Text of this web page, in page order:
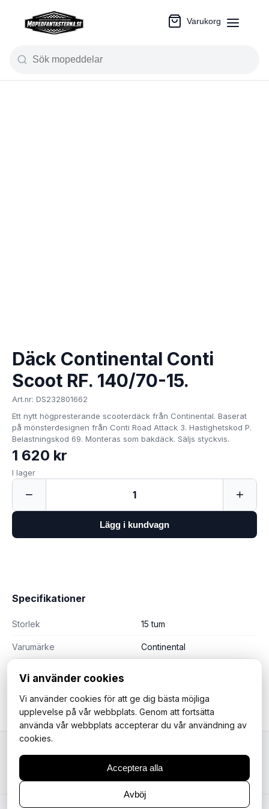
Varukorg
Däck Continental Conti
Scoot RF. 140/70-15.
Art.nr: DS232801662
Ett nytt högpresterande scooterdäck från Continental. Baserat
på mönsterdesignen från Conti Road Attack 3. Hastighetskod P.
Belastningskod 69. Monteras som bakdäck. Säljs styckvis.
1 620 kr
I lager
− 1 +
Lägg i kundvagn
Specifikationer
Storlek 15 tum
Varumärke Continental
Mopedfantasterna
Vi använder cookies
Vi använder cookies för att ge dig bästa möjliga
upplevelse på vår webbplats. Genom att fortsätta
använda vår webbplats accepterar du vår användning av
cookies.
Acceptera alla
Avböj